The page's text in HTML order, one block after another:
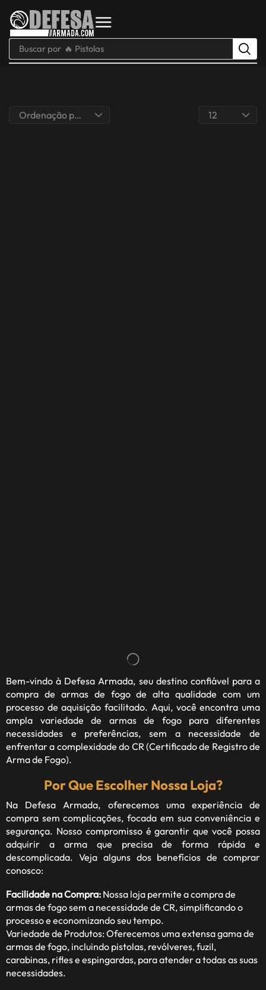
Buscar por 🔥 Pistolas
Bem-vindo à Defesa Armada, seu destino confiável para a
compra de armas de fogo de alta qualidade com um
processo de aquisição facilitado. Aqui, você encontra uma
ampla variedade de armas de fogo para diferentes
necessidades e preferências, sem a necessidade de
enfrentar a complexidade do CR (Certificado de Registro de
Arma de Fogo).
Por Que Escolher Nossa Loja?
Na Defesa Armada, oferecemos uma experiência de
compra sem complicações, focada em sua conveniência e
segurança. Nosso compromisso é garantir que você possa
adquirir a arma que precisa de forma rápida e
descomplicada. Veja alguns dos benefícios de comprar
conosco:
Facilidade na Compra: Nossa loja permite a compra de
armas de fogo sem a necessidade de CR, simplificando o
processo e economizando seu tempo.
Variedade de Produtos: Oferecemos uma extensa gama de
armas de fogo, incluindo pistolas, revólveres, fuzil,
carabinas, rifles e espingardas, para atender a todas as suas
necessidades.